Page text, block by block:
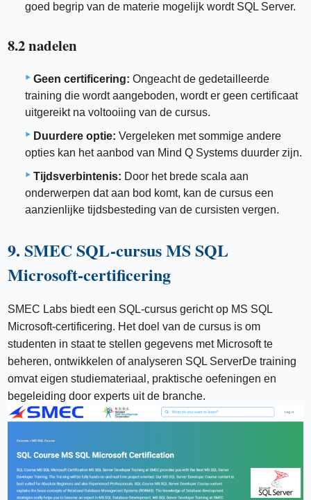
goed begrip van de materie mogelijk wordt SQL Server.
8.2 nadelen
Geen certificering: Ongeacht de gedetailleerde
training die wordt aangeboden, wordt er geen certificaat
uitgereikt na voltooiing van de cursus.
Duurdere optie: Vergeleken met sommige andere
opties kan het aanbod van Mind Q Systems duurder zijn.
Tijdsverbintenis: Door het brede scala aan
onderwerpen dat aan bod komt, kan de cursus een
aanzienlijke tijdsbesteding van de cursisten vergen.
9. SMEC SQL-cursus MS SQL
Microsoft-certificering
SMEC Labs biedt een SQL-cursus gericht op MS SQL
Microsoft-certificering. Het doel van de cursus is om
studenten in staat te stellen gegevens met Microsoft te
beheren, ontwikkelen of analyseren SQL ServerDe training
omvat eigen studiemateriaal, praktische oefeningen en
begeleiding door experts uit de branche.